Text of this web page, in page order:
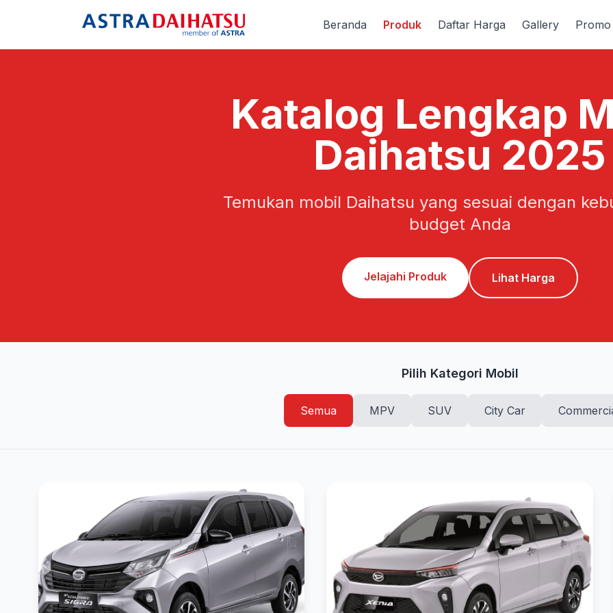
Beranda Produk Daftar Harga Gallery Promo
Katalog Lengkap
Daihatsu 2025
Temukan mobil Daihatsu yang sesuai dengan
budget Anda
Jelajahi Produk Lihat Harga
Pilih Kategori Mobil
Semua MPV SUV City Car